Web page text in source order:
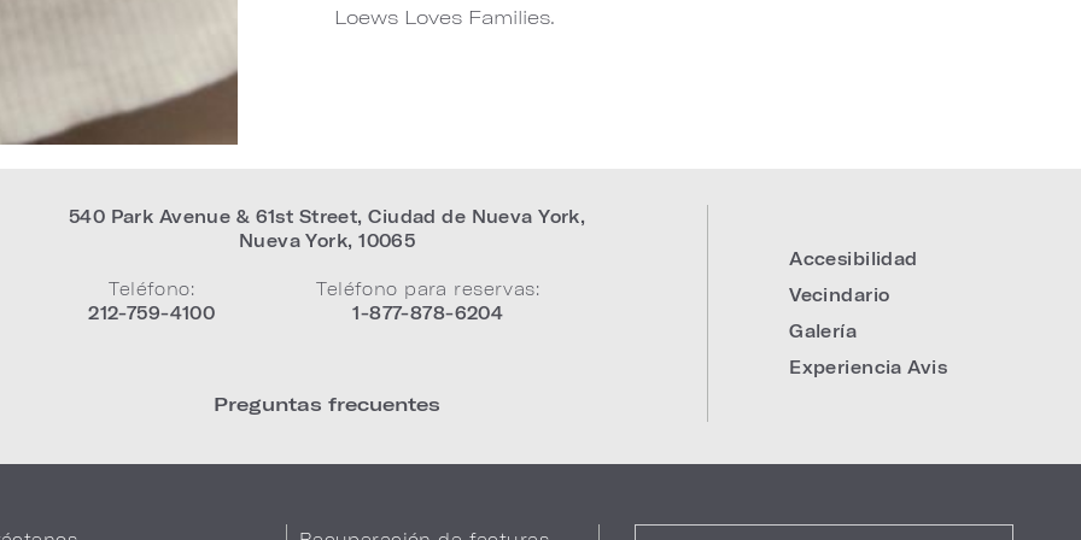
Loews Loves Families.
540 Park Avenue & 61st Street,Ciudad de Nueva York,
Nueva York,10065
Teléfono:
212-759-4100
Teléfono para reservas:
1-877-878-6204
Preguntas frecuentes
Accesibilidad
Vecindario
Galería
Experiencia Avis